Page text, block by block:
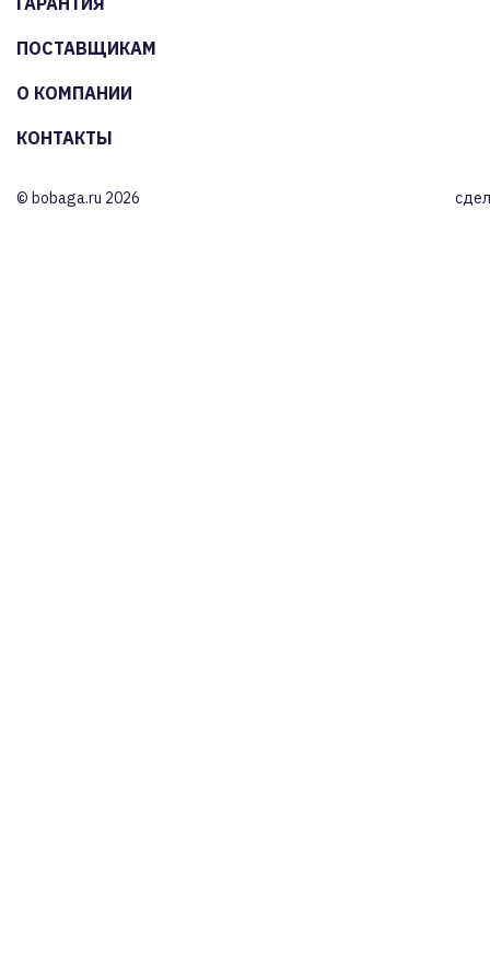
ПОСТАВЩИКАМ
О КОМПАНИИ
КОНТАКТЫ
© bobaga.ru 2026